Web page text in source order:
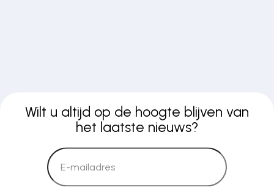
Wilt u altijd op de hoogte blijven van
het laatste nieuws?